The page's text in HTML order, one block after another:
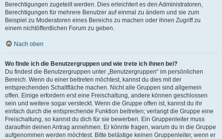
Berechtigungen zugeteilt werden. Dies erleichtert es den Administratoren,
Berechtigungen für mehrere Benutzer auf einmal zu ändern und sie zum
Beispiel zu Moderatoren eines Bereichs zu machen oder ihnen Zugriff zu
einem nichtöffentlichen Forum zu geben.
Nach oben
Wo finde ich die Benutzergruppen und wie trete ich ihnen bei?
Du findest die Benutzergruppen unter „Benutzergruppen“ im persönlichen
Bereich. Wenn du einer beitreten möchtest, kannst du dies mit der
entsprechenden Schaltfläche machen. Nicht alle Gruppen sind allgemein
offen. Einige erfordern erst eine Freischaltung, andere können geschlossen
sein und weitere sogar versteckt. Wenn die Gruppe offen ist, kannst du ihr
einfach durch die entsprechende Funktion beitreten; verlangt die Gruppe eine
Freischaltung, so kannst du dich für sie bewerben. Ein Gruppenleiter muss
daraufhin deinen Antrag annehmen. Er könnte fragen, warum du in die Gruppe
aufgenommen werden möchtest. Bitte belästige keinen Gruppenleiter, wenn er